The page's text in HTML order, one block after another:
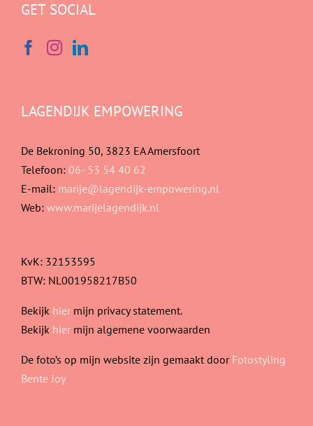
GET SOCIAL
LAGENDIJK EMPOWERING
De Bekroning 50, 3823 EA Amersfoort
Telefoon: 06- 53 54 40 62
E-mail: marije@lagendijk-empowering.nl
Web: www.marijelagendijk.nl
KvK: 32153595
BTW: NL001958217B50
Bekijk hier mijn privacy statement.
Bekijk hier mijn algemene voorwaarden
De foto’s op mijn website zijn gemaakt door Fotostyling
Bente Joy